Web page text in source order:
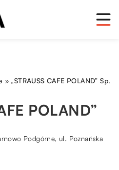
» „STRAUSS CAFE POLAND” Sp.
POLAND”
Podgórne, ul. Poznańska